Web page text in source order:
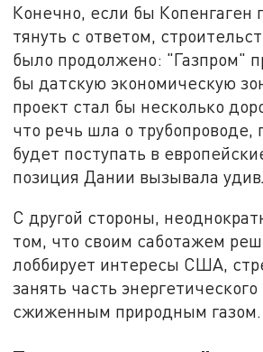
Конечно, если бы Копенгаген
тянуть с ответом,
было продолжено: "Газпром"
бы датскую экономическую
проект стал бы несколько
что речь шла о трубопроводе,
будет поступать в
позиция Дании вызывала
С другой стороны,
том, что своим саботажем
лоббирует интересы США,
занять часть
сжиженным природным газом.